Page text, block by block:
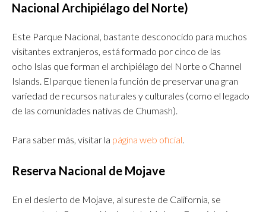
Nacional Archipiélago del Norte)
Este Parque Nacional, bastante desconocido para muchos
visitantes extranjeros, está formado por cinco de las
ocho Islas que forman el archipiélago del Norte o Channel
Islands. El parque tienen la función de preservar una gran
variedad de recursos naturales y culturales (como el legado
de las comunidades nativas de Chumash).
Para saber más, visitar la página web oficial.
Reserva Nacional de Mojave
En el desierto de Mojave, al sureste de California, se